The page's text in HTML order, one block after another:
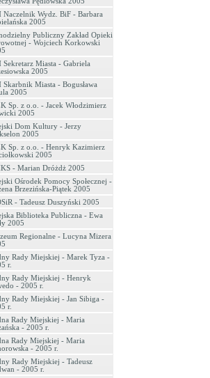
Naczelnik Wydz. BiF - Barbara
2005
Publiczny Zakład Opieki
- Wojciech Korkowski
Sekretarz Miasta - Gabriela
2005
Skarbnik Miasta - Bogusława
2005
Sp. z o.o. - Jacek Włodzimierz
2005
Dom Kultury - Jerzy
2005
Sp. z o.o. - Henryk Kazimierz
2005
- Marian Dróżdż 2005
Ośrodek Pomocy Społecznej -
Brzezińska-Piątek 2005
- Tadeusz Duszyński 2005
Biblioteka Publiczna - Ewa
2005
Regionalne - Lucyna Mizera
Rady Miejskiej - Marek Tyza -
r.
Rady Miejskiej - Henryk
- 2005 r.
Rady Miejskiej - Jan Sibiga -
r.
Rady Miejskiej - Maria
- 2005 r.
Rady Miejskiej - Maria
- 2005 r.
Rady Miejskiej - Tadeusz
- 2005 r.